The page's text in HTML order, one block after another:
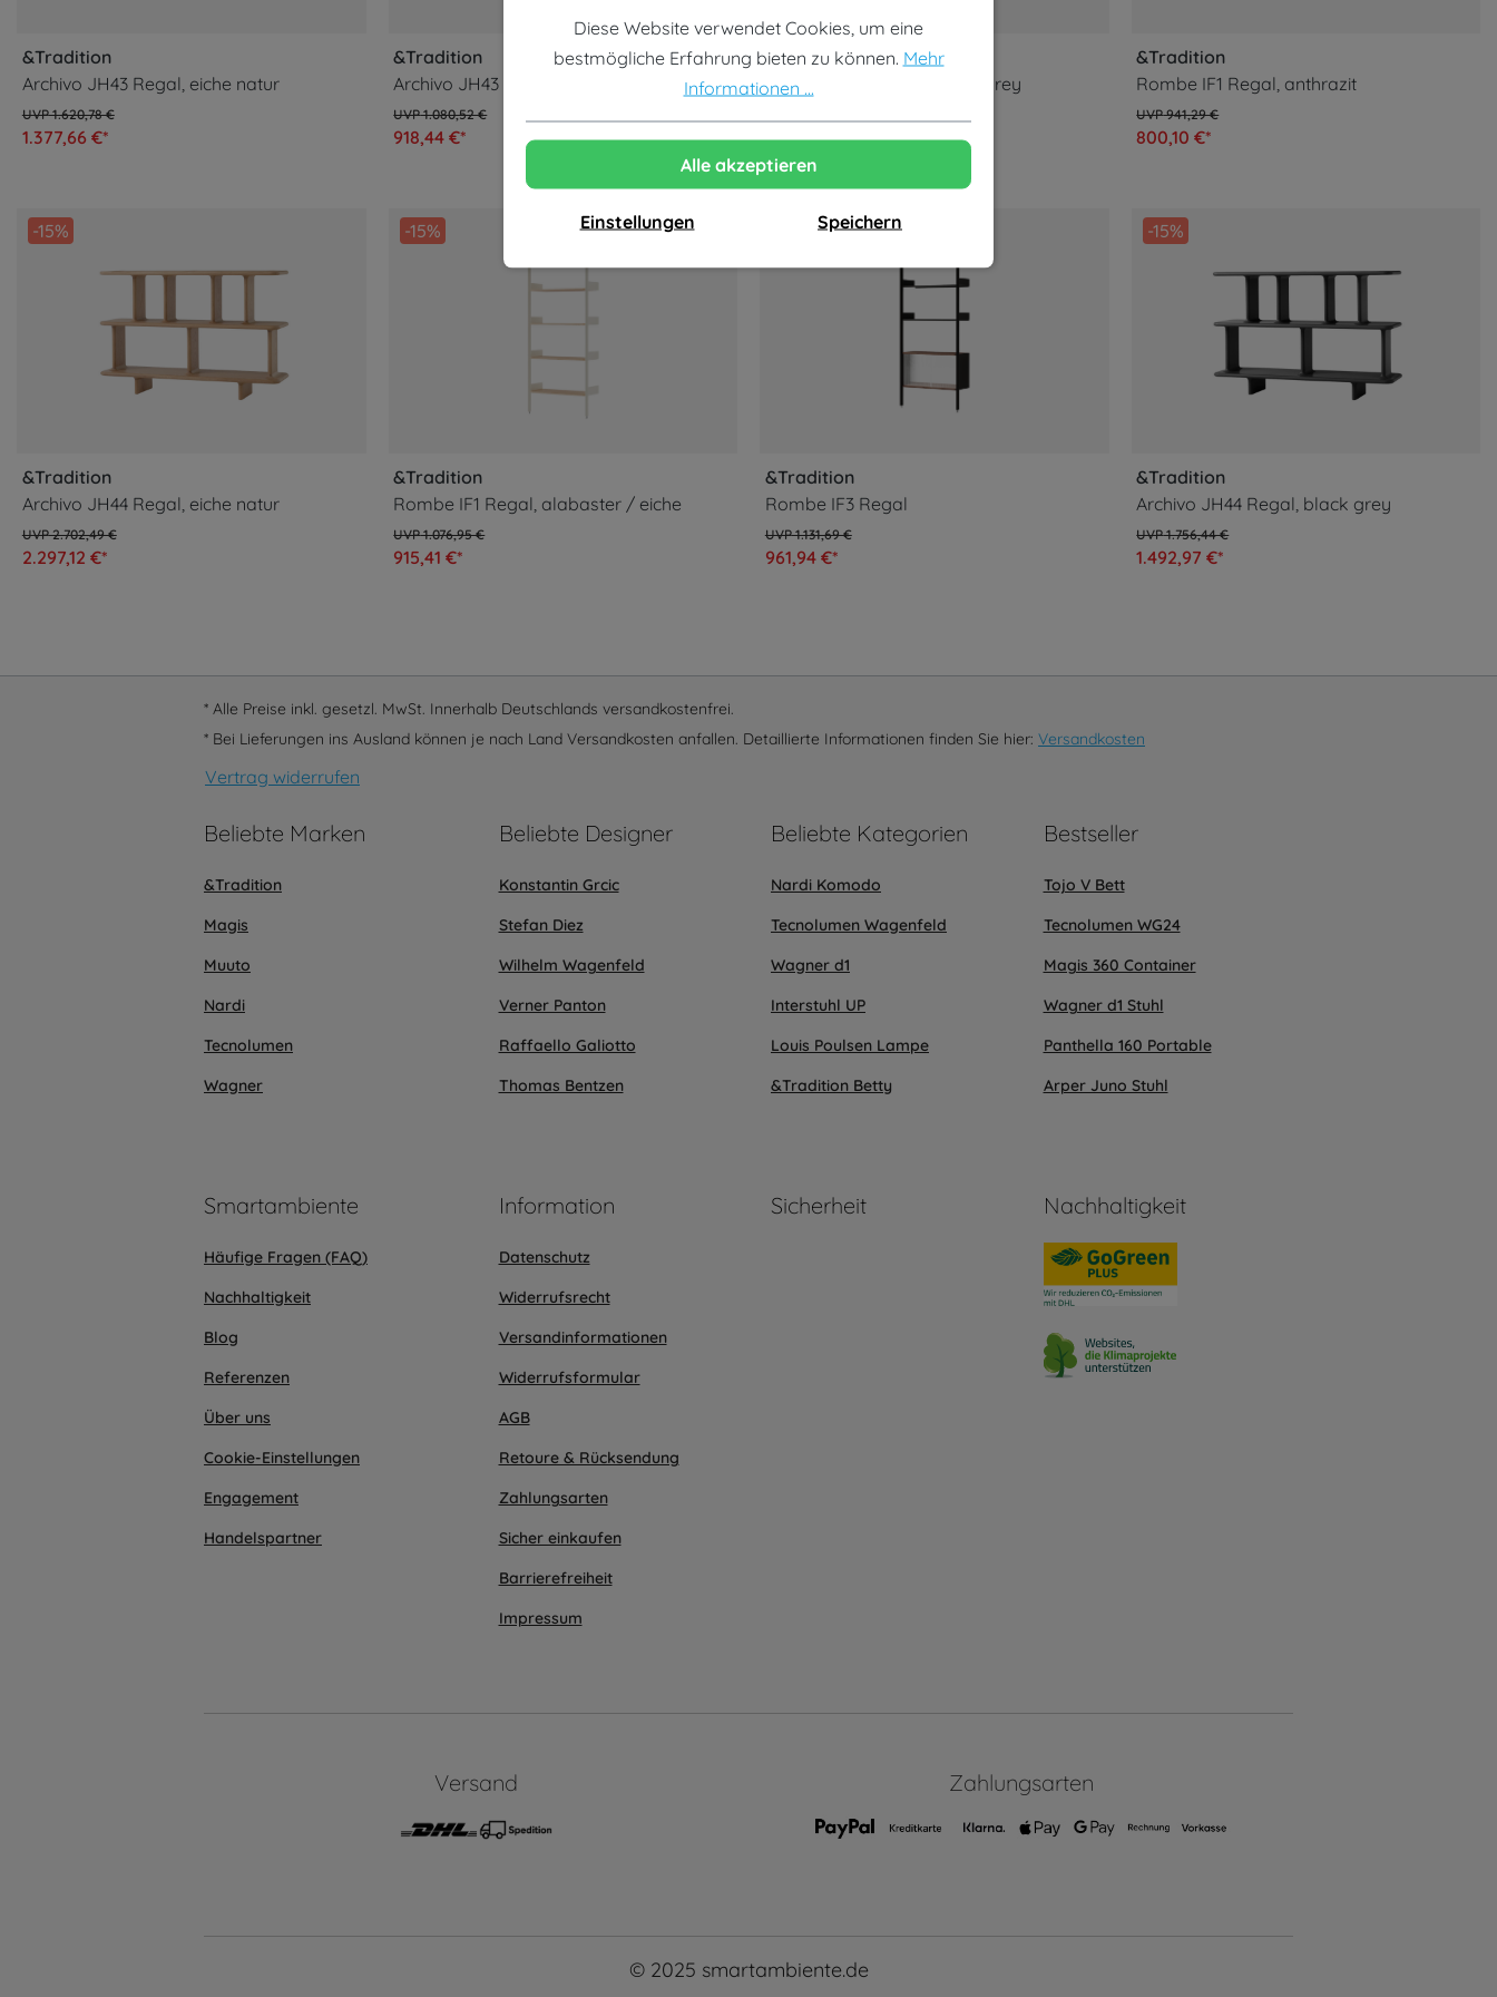
&Tradition
Archivo JH43 Regal, eiche natur
1.377,66 €*
1.620,78 €
&Tradition
Archivo JH43 Regal
918,44 €*
1.080,52 €
&Tradition
Archivo JH45 Regal, black grey
2.297,12 €*
&Tradition
Rombe IF1 Regal, anthrazit
800,10 €*
941,29 €
-15%
&Tradition
Archivo JH44 Regal, eiche natur
2.297,12 €*
2.702,49 €
-15%
&Tradition
Rombe IF1 Regal, alabaster / eiche
915,41 €*
1.076,95 €
&Tradition
Rombe IF3 Regal
961,94 €*
1.131,69 €
-15%
&Tradition
Archivo JH44 Regal, black grey
1.492,97 €*
1.756,44 €
* Alle Preise inkl. gesetzl. MwSt. Innerhalb Deutschlands versandkostenfrei.
* Bei Lieferungen ins Ausland können je nach Land Versandkosten anfallen. Detaillierte Informationen finden Sie hier: Versandkosten
Vertrag widerrufen
Beliebte Marken
&Tradition
Magis
Muuto
Nardi
Tecnolumen
Wagner
Beliebte Designer
Konstantin Grcic
Stefan Diez
Wilhelm Wagenfeld
Verner Panton
Raffaello Galiotto
Thomas Bentzen
Beliebte Kategorien
Nardi Komodo
Tecnolumen Wagenfeld
Wagner d1
Interstuhl UP
Louis Poulsen Lampe
&Tradition Betty
Bestseller
Tojo V Bett
Tecnolumen WG24
Magis 360 Container
Wagner d1 Stuhl
Panthella 160 Portable
Arper Juno Stuhl
Smartambiente
Häufige Fragen (FAQ)
Nachhaltigkeit
Blog
Referenzen
Über uns
Cookie-Einstellungen
Engagement
Handelspartner
Information
Datenschutz
Widerrufsrecht
Versandinformationen
Widerrufsformular
AGB
Retoure & Rücksendung
Zahlungsarten
Sicher einkaufen
Barrierefreiheit
Impressum
Sicherheit Nachhaltigkeit
Versand Zahlungsarten
© 2025 smartambiente.de
Diese Website verwendet Cookies, um eine
bestmögliche Erfahrung bieten zu können. Mehr
Informationen ...
Alle akzeptieren
Einstellungen Speichern